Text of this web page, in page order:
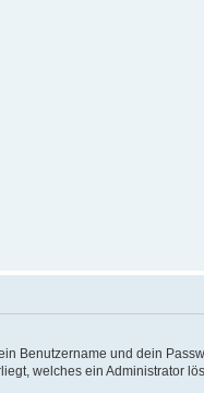
Benutzername und dein
welches ein Administrator